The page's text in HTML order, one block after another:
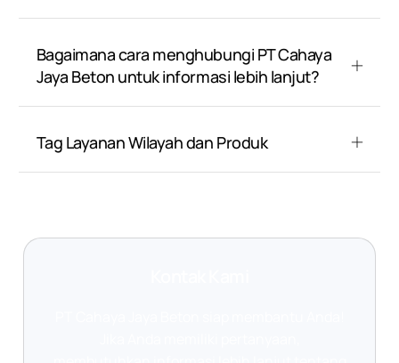
Bagaimana cara menghubungi PT Cahaya
Jaya Beton untuk informasi lebih lanjut?
Tag Layanan Wilayah dan Produk